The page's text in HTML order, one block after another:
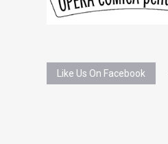
Like Us On Facebook